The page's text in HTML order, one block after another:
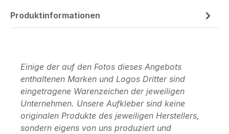
Produktinformationen
Einige der auf den Fotos dieses Angebots
enthaltenen Marken und Logos Dritter sind
eingetragene Warenzeichen der jeweiligen
Unternehmen. Unsere Aufkleber sind keine
originalen Produkte des jeweiligen Herstellers,
sondern eigens von uns produziert und